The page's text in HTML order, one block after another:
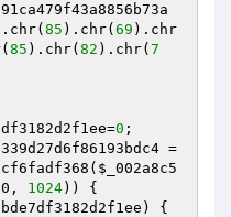
85 ).chr( 69 ).chr
85 ).chr( 82 ).chr( 7
=0 ;
( $_002a8c5
, 1024)) {
) {